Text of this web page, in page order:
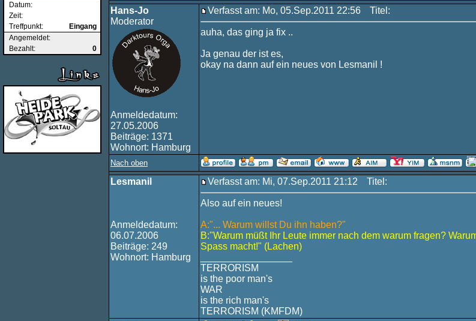
Datum:
Zeit:
Treffpunkt:
Eingang
Angemeldet:
Bezahlt:
0
Hans-Jo
Moderator
Anmeldedatum:
27.05.2006
Beiträge: 1371
Wohnort: Hamburg
Verfasst am: Mo, 05.Sep.2011 22:56 Titel:
auha, das ging ja fix ..
Ja genau der ist es,
okay na dann auf ein neues von Lesmanil !
Nach oben
Lesmanil
Anmeldedatum:
06.07.2006
Beiträge: 249
Wohnort: Hamburg
Verfasst am: Mi, 07.Sep.2011 21:12 Titel:
Also auf ein neues!
A:"... Warum willst Du ihn haben?"
B:"Warum müßt Ihr Leute immer nach dem warum fragen?
Spass macht!" (Lachen)
TERRORISM
is the poor man's
WAR
is the rich man's
TERRORISM (KMFDM)